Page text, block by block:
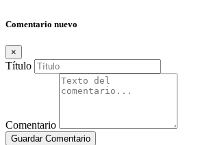
Comentario nuevo
×
Título
Comentario
Guardar Comentario